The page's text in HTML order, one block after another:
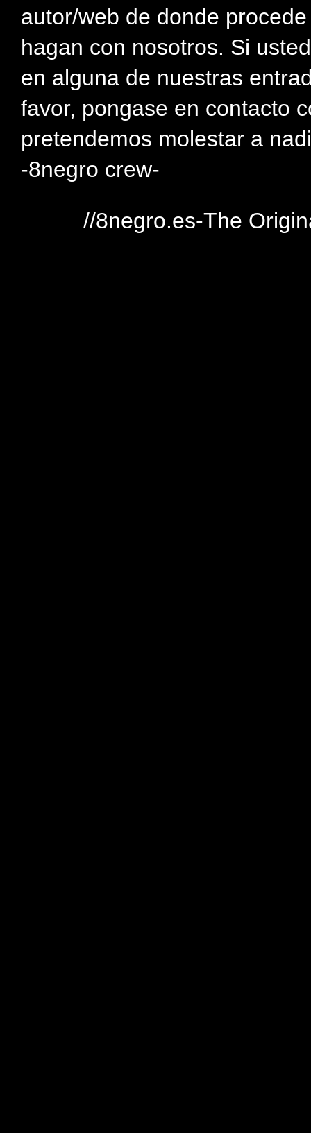
autor/web de donde
hagan con nosotros. Si
en alguna de nuestras
favor, pongase en contacto
pretendemos molestar a
-8negro crew-
//8negro.es-The